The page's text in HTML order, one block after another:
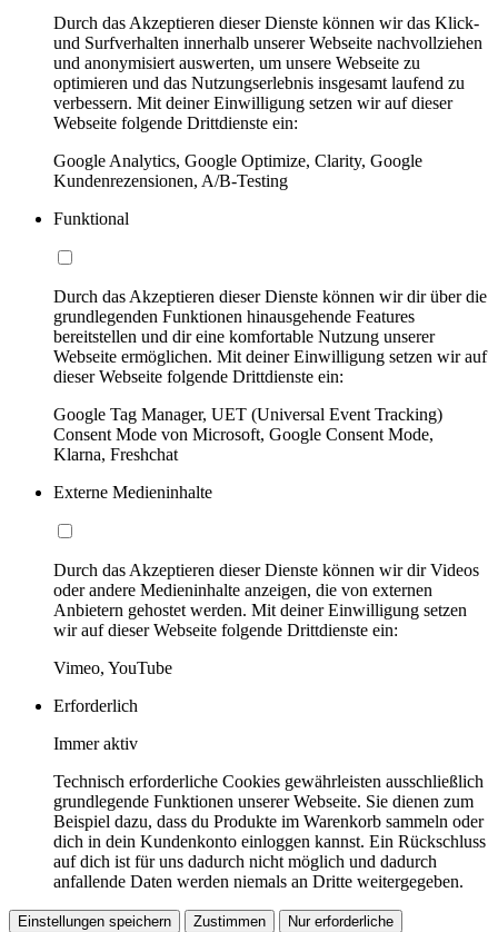
Durch das Akzeptieren dieser Dienste können wir das Klick-
und Surfverhalten innerhalb unserer Webseite nachvollziehen
und anonymisiert auswerten, um unsere Webseite zu
optimieren und das Nutzungserlebnis insgesamt laufend zu
verbessern. Mit deiner Einwilligung setzen wir auf dieser
Webseite folgende Drittdienste ein:
Google Analytics, Google Optimize, Clarity, Google
Kundenrezensionen, A/B-Testing
Funktional
Durch das Akzeptieren dieser Dienste können wir dir über die
grundlegenden Funktionen hinausgehende Features
bereitstellen und dir eine komfortable Nutzung unserer
Webseite ermöglichen. Mit deiner Einwilligung setzen wir auf
dieser Webseite folgende Drittdienste ein:
Google Tag Manager, UET (Universal Event Tracking)
Consent Mode von Microsoft, Google Consent Mode,
Klarna, Freshchat
Externe Medieninhalte
Durch das Akzeptieren dieser Dienste können wir dir Videos
oder andere Medieninhalte anzeigen, die von externen
Anbietern gehostet werden. Mit deiner Einwilligung setzen
wir auf dieser Webseite folgende Drittdienste ein:
Vimeo, YouTube
Erforderlich
Immer aktiv
Technisch erforderliche Cookies gewährleisten ausschließlich
grundlegende Funktionen unserer Webseite. Sie dienen zum
Beispiel dazu, dass du Produkte im Warenkorb sammeln oder
dich in dein Kundenkonto einloggen kannst. Ein Rückschluss
auf dich ist für uns dadurch nicht möglich und dadurch
anfallende Daten werden niemals an Dritte weitergegeben.
Einstellungen speichern Zustimmen Nur erforderliche